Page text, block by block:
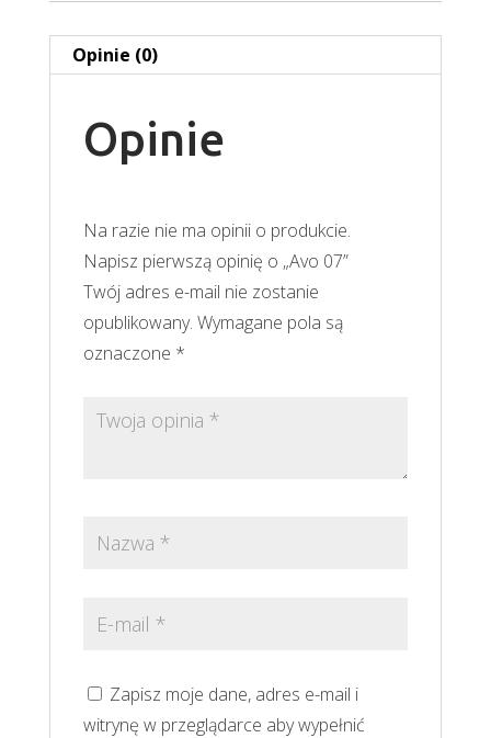
Opinie (0)
Opinie
Na razie nie ma opinii o produkcie.
Napisz pierwszą opinię o „Avo 07”
Twój adres e-mail nie zostanie
opublikowany. Wymagane pola są
oznaczone *
Zapisz moje dane, adres e-mail i
witrynę w przeglądarce aby wypełnić